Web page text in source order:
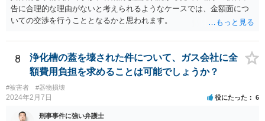
告に合理的な理由がないと考えられるようなケースでは、金額面につ
いての交渉を行うこととなるかと思われます。
8
浄化槽の蓋を壊された件について、ガス会社に全
額費用負担を求めることは可能でしょうか？
#被害者 #器物損壊
2024年2月7日 役にたった 6
刑事事件に強い弁護士